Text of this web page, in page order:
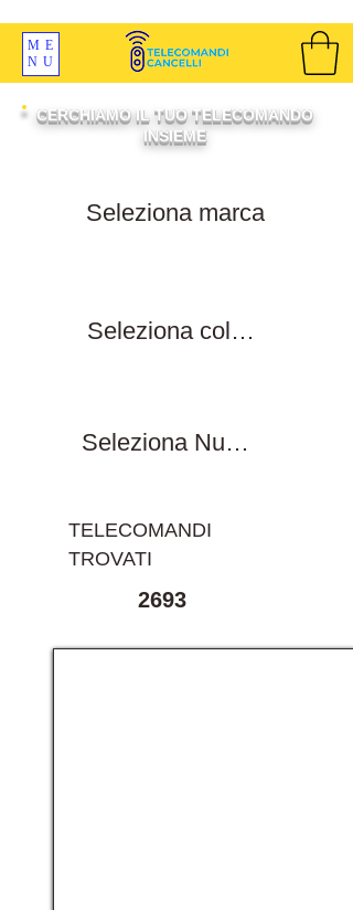
ME
NU
CERCHIAMO IL TUO TELECOMANDO
INSIEME
TELECOMANDI
TROVATI
2693